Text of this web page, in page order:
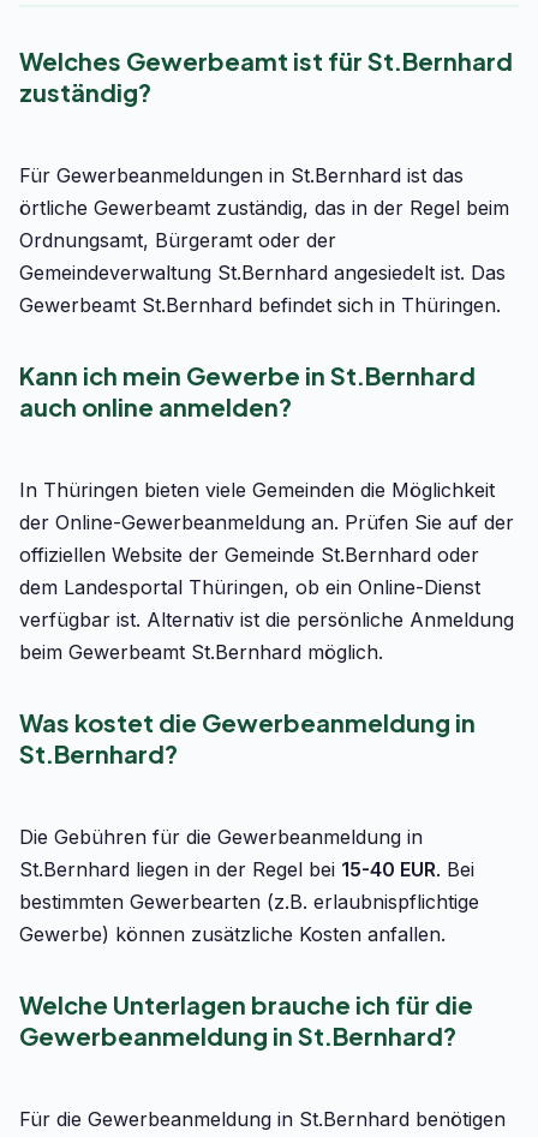
Welches Gewerbeamt ist für St.Bernhard
zuständig?
Für Gewerbeanmeldungen in St.Bernhard ist das
örtliche Gewerbeamt zuständig, das in der Regel beim
Ordnungsamt, Bürgeramt oder der
Gemeindeverwaltung St.Bernhard angesiedelt ist. Das
Gewerbeamt St.Bernhard befindet sich in Thüringen.
Kann ich mein Gewerbe in St.Bernhard
auch online anmelden?
In Thüringen bieten viele Gemeinden die Möglichkeit
der Online-Gewerbeanmeldung an. Prüfen Sie auf der
offiziellen Website der Gemeinde St.Bernhard oder
dem Landesportal Thüringen, ob ein Online-Dienst
verfügbar ist. Alternativ ist die persönliche Anmeldung
beim Gewerbeamt St.Bernhard möglich.
Was kostet die Gewerbeanmeldung in
St.Bernhard?
Die Gebühren für die Gewerbeanmeldung in
St.Bernhard liegen in der Regel bei 15-40 EUR. Bei
bestimmten Gewerbearten (z.B. erlaubnispflichtige
Gewerbe) können zusätzliche Kosten anfallen.
Welche Unterlagen brauche ich für die
Gewerbeanmeldung in St.Bernhard?
Für die Gewerbeanmeldung in St.Bernhard benötigen